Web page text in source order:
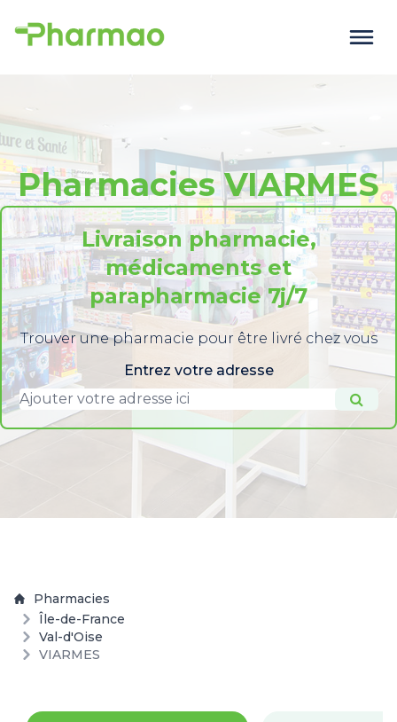
Pharmacies VIARMES
Livraison pharmacie,
médicaments et
parapharmacie 7j/7
Trouver une pharmacie pour être livré chez vous
Entrez votre adresse
Pharmacies
Île-de-France
Val-d'Oise
VIARMES